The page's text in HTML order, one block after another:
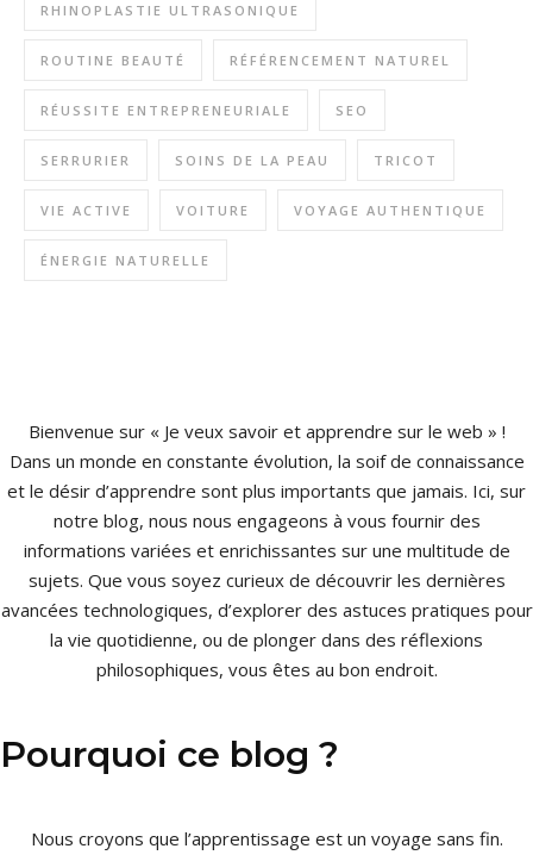
RHINOPLASTIE ULTRASONIQUE
ROUTINE BEAUTÉ RÉFÉRENCEMENT NATUREL
RÉUSSITE ENTREPRENEURIALE SEO
SERRURIER SOINS DE LA PEAU TRICOT
VIE ACTIVE VOITURE VOYAGE AUTHENTIQUE
ÉNERGIE NATURELLE
Bienvenue sur « Je veux savoir et apprendre sur le web » !
Dans un monde en constante évolution, la soif de connaissance
et le désir d’apprendre sont plus importants que jamais. Ici, sur
notre blog, nous nous engageons à vous fournir des
informations variées et enrichissantes sur une multitude de
sujets. Que vous soyez curieux de découvrir les dernières
avancées technologiques, d’explorer des astuces pratiques pour
la vie quotidienne, ou de plonger dans des réflexions
philosophiques, vous êtes au bon endroit.
Pourquoi ce blog ?
Nous croyons que l’apprentissage est un voyage sans fin.